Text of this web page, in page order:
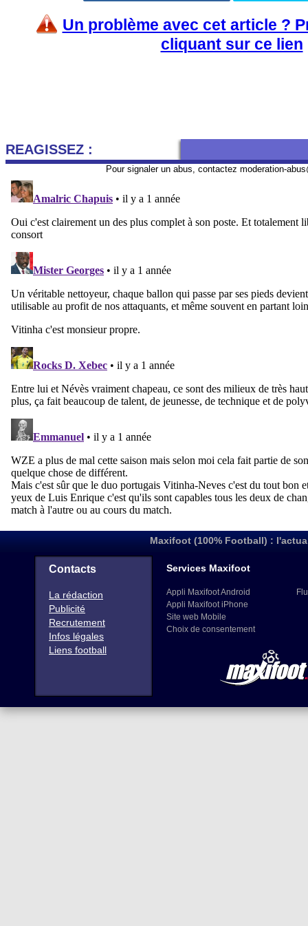
Un problème avec cet article ?
cliquant sur ce lien
REAGISSEZ :
Pour signaler un abus, contactez moderation-
Maxifoot (100% Football) :
Contacts
La rédaction
Publicité
Recrutement
Infos légales
Liens football
Services Maxifoot
Appli Maxifoot Android
Appli Maxifoot iPhone
Site web Mobile
Choix de consentement